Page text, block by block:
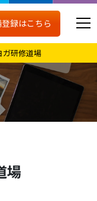
録はこちら
ガ研修道場
場